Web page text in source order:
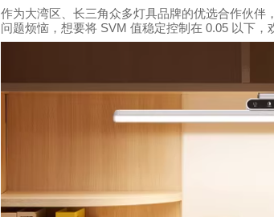
作为大湾区、长三角众多灯具品牌的优选合作伙伴
问题烦恼，想要将 SVM 值稳定控制在 0.05 以下，